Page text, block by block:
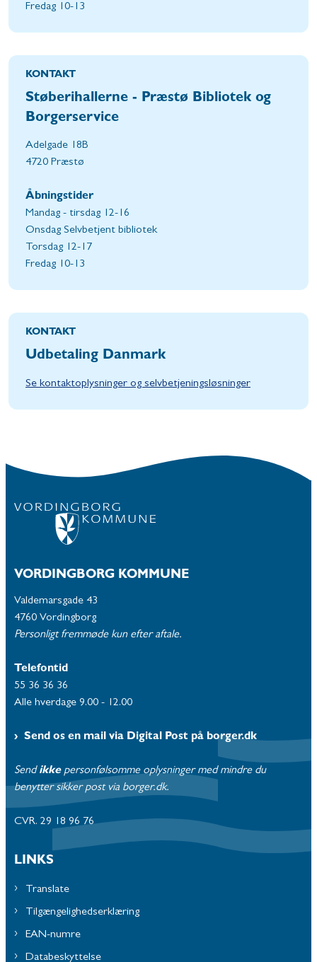
Fredag 10-13
KONTAKT
Støberihallerne - Præstø Bibliotek og
Borgerservice
Adelgade 18B
4720 Præstø
Åbningstider
Mandag - tirsdag 12-16
Onsdag Selvbetjent bibliotek
Torsdag 12-17
Fredag 10-13
KONTAKT
Udbetaling Danmark
Se kontaktoplysninger og selvbetjeningsløsninger
VORDINGBORG KOMMUNE
Valdemarsgade 43
4760 Vordingborg
Personligt fremmøde kun efter aftale.
Telefontid
55 36 36 36
Alle hverdage 9.00 - 12.00
Send os en mail via Digital Post på borger.dk
Send ikke personfølsomme oplysninger med mindre du
benytter sikker post via borger.dk.
CVR. 29 18 96 76
LINKS
Translate
Tilgængelighedserklæring
EAN-numre
Databeskyttelse